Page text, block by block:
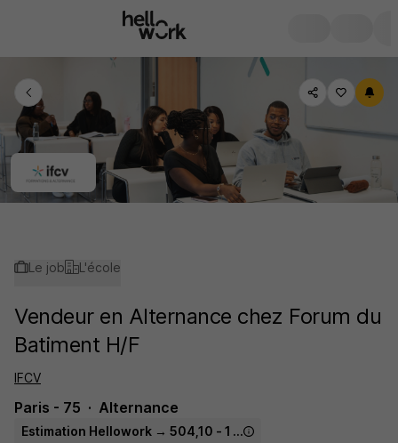
Le job L'école
Vendeur en Alternance chez Forum du
Batiment H/F
IFCV
Paris - 75 Alternance
Estimation Hellowork → 504,10 - 1 867,02 € / mois